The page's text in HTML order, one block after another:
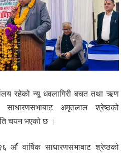
रहेको न्यू धवलागिरी बचत तथा ऋण
अमृतलाल श्रेष्ठको
चयन भएको छ ।
औं वार्षिक साधारणसभाबाट श्रेष्ठको